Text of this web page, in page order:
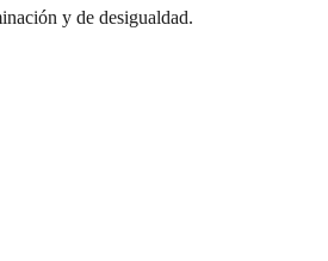
y de desigualdad.